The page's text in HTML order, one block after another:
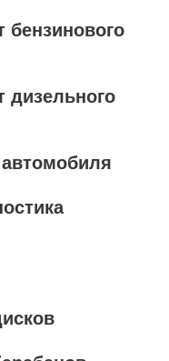
бензинового
дизельного